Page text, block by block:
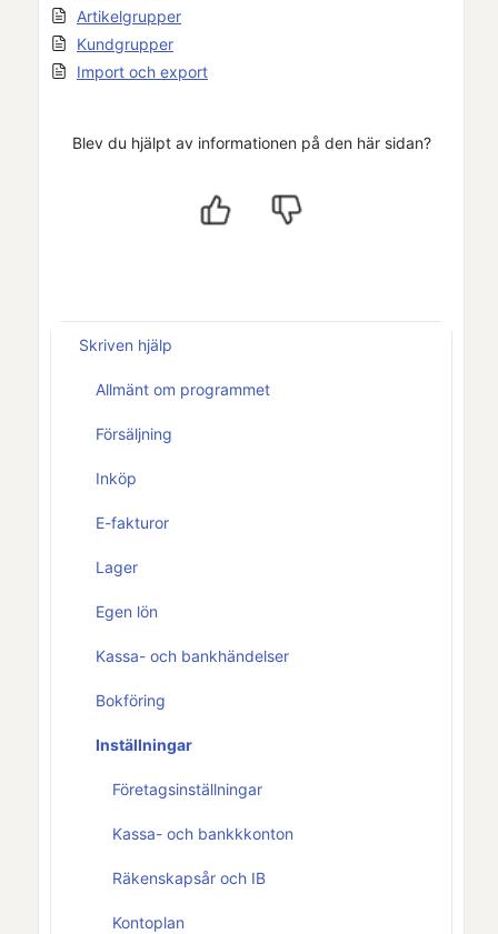
Artikelgrupper
Kundgrupper
Import och export
Blev du hjälpt av informationen på den här sidan?
Skriven hjälp
Allmänt om programmet
Försäljning
Inköp
E-fakturor
Lager
Egen lön
Kassa- och bankhändelser
Bokföring
Inställningar
Företagsinställningar
Kassa- och bankkkonton
Räkenskapsår och IB
Kontoplan